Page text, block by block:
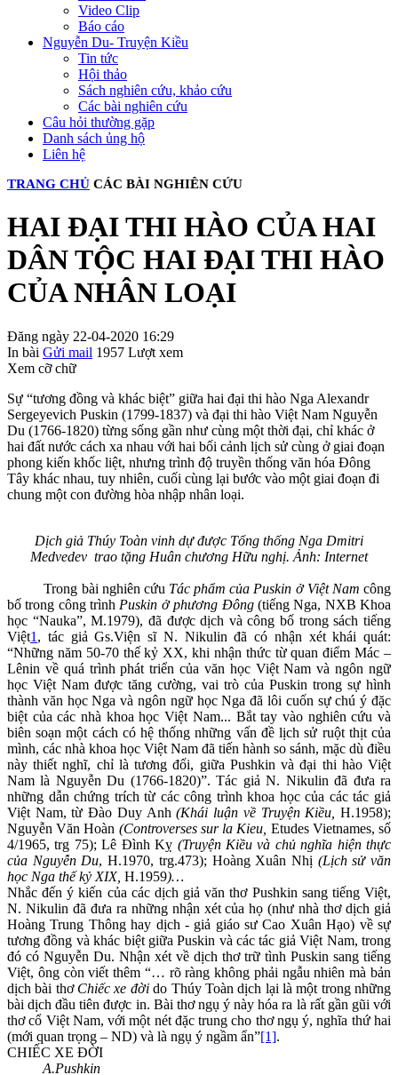
Video Clip
Báo cáo
Nguyễn Du- Truyện Kiều
Tin tức
Hội thảo
Sách nghiên cứu, khảo cứu
Các bài nghiên cứu
Câu hỏi thường gặp
Danh sách ủng hộ
Liên hệ
TRANG CHỦ CÁC BÀI NGHIÊN CỨU
HAI ĐẠI THI HÀO CỦA HAI
DÂN TỘC HAI ĐẠI THI HÀO
CỦA NHÂN LOẠI
Đăng ngày 22-04-2020 16:29
In bài Gửi mail 1957 Lượt xem
Xem cỡ chữ
Sự “tương đồng và khác biệt” giữa hai đại thi hào Nga Alexandr
Sergeyevich Puskin (1799-1837) và đại thi hào Việt Nam Nguyễn
Du (1766-1820) từng sống gần như cùng một thời đại, chỉ khác ở
hai đất nước cách xa nhau với hai bối cảnh lịch sử cùng ở giai đoạn
phong kiến khốc liệt, nhưng trình độ truyền thống văn hóa Đông
Tây khác nhau, tuy nhiên, cuối cùng lại bước vào một giai đoạn đi
chung một con đường hòa nhập nhân loại.
Dịch giả Thúy Toàn vinh dự được Tổng thống Nga Dmitri
Medvedev trao tặng Huân chương Hữu nghị. Ảnh: Internet
Trong bài nghiên cứu Tác phẩm của Puskin ở Việt Nam công
bố trong công trình Puskin ở phương Đông(tiếng Nga, NXB Khoa
học “Nauka”, M.1979), đã được dịch và công bố trong sách tiếng
Việt1 , tác giả Gs.Viện sĩ N. Nikulin đã có nhận xét khái quát:
“Những năm 50-70 thế kỷ XX, khi nhận thức từ quan điểm Mác –
Lênin về quá trình phát triển của văn học Việt Nam và ngôn ngữ
học Việt Nam được tăng cường, vai trò của Puskin trong sự hình
thành văn học Nga và ngôn ngữ học Nga đã lôi cuốn sự chú ý đặc
biệt của các nhà khoa học Việt Nam... Bắt tay vào nghiên cứu và
biên soạn một cách có hệ thống những vấn đề lịch sử ruột thịt của
mình, các nhà khoa học Việt Nam đã tiến hành so sánh, mặc dù điều
này thiết nghĩ, chỉ là tương đối, giữa Pushkin và đại thi hào Việt
Nam là Nguyễn Du (1766-1820)”. Tác giả N. Nikulin đã đưa ra
những dẫn chứng trích từ các công trình khoa học của các tác giả
Việt Nam, từ Đào Duy Anh(Khái luận về Truyện Kiều,H.1958);
Nguyễn Văn Hoàn (Controverses sur la Kieu, Etudes Vietnames, số
4/1965, trg 75); Lê Đình Kỵ (Truyện Kiều và chủ nghĩa hiện thực
của Nguyễn Du, H.1970, trg.473); Hoàng Xuân Nhị (Lịch sử văn
học Nga thế kỷ XIX, H.1959)…
Nhắc đến ý kiến của các dịch giả văn thơ Pushkin sang tiếng Việt,
N. Nikulin đã đưa ra những nhận xét của họ (như nhà thơ dịch giả
Hoàng Trung Thông hay dịch - giả giáo sư Cao Xuân Hạo) về sự
tương đồng và khác biệt giữa Puskin và các tác giả Việt Nam, trong
đó có Nguyễn Du. Nhận xét về dịch thơ trữ tình Puskin sang tiếng
Việt, ông còn viết thêm “… rõ ràng không phải ngẫu nhiên mà bản
dịch bài thơChiếc xe đờido Thúy Toàn dịch lại là một trong những
bài dịch đầu tiên được in. Bài thơ ngụ ý này hóa ra là rất gần gũi với
thơ cổ Việt Nam, với một nét đặc trung cho thơ ngụ ý, nghĩa thứ hai
(mới quan trọng – ND) và là ngụ ý ngầm ẩn”[1].
CHIẾC XE ĐỜI
A.Pushkin